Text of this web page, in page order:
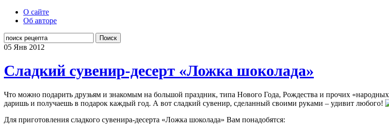
О сайте
Об авторе
Поиск
05 Янв 2012
Сладкий сувенир-десерт «Ложка шоколада»
Что можно подарить друзьям и знакомым на большой праздник, типа Нового Года, Рождества и прочих
даришь и получаешь в подарок каждый год. А вот сладкий сувенир, сделанный своими руками – удивит любого!
Для приготовления сладкого сувенира-десерта «Ложка шоколада» Вам понадобятся: